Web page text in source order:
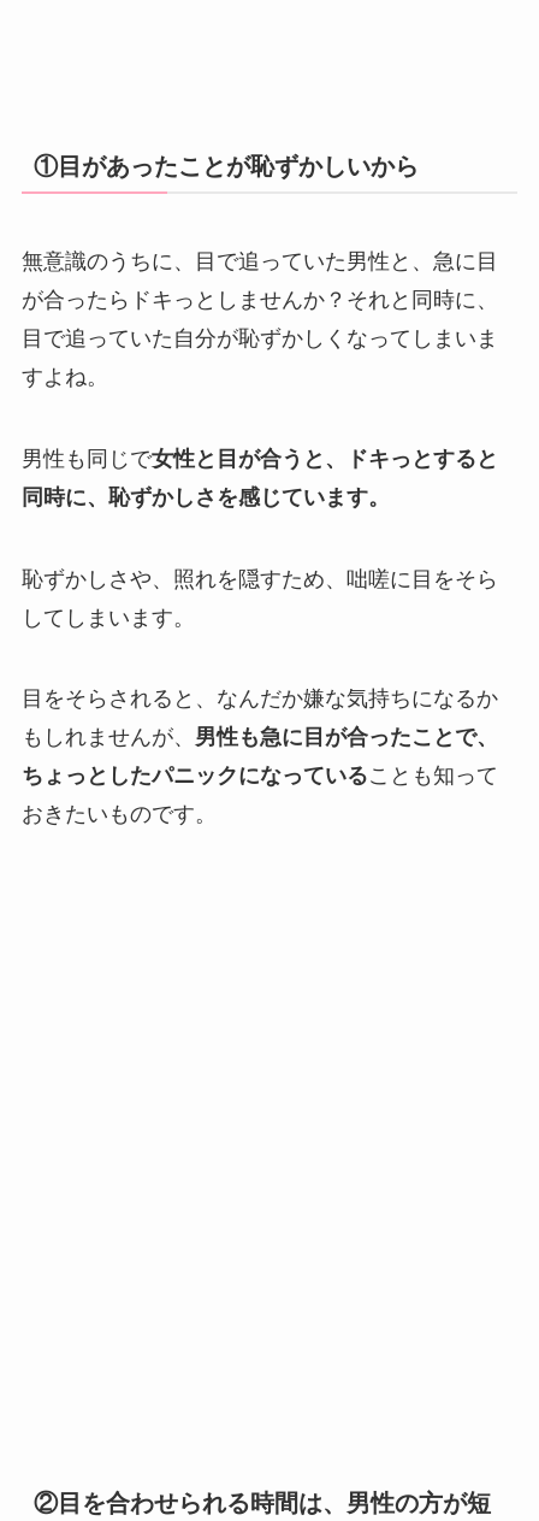
①目があったことが恥ずかしいから
無意識のうちに、目で追っていた男性と、急に目
が合ったらドキっとしませんか？それと同時に、
目で追っていた自分が恥ずかしくなってしまいま
すよね。
男性も同じで女性と目が合うと、ドキっとすると
同時に、恥ずかしさを感じています。
恥ずかしさや、照れを隠すため、咄嗟に目をそら
してしまいます。
目をそらされると、なんだか嫌な気持ちになるか
もしれませんが、 男性も急に目が合ったことで、
ちょっとしたパニックになっていることも知って
おきたいものです。
②目を合わせられる時間は、男性の方が短